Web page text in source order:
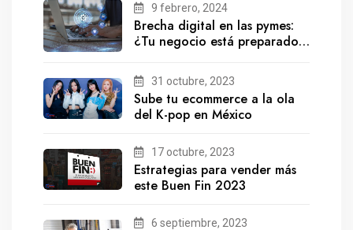
9 febrero, 2024
Brecha digital en las pymes:
¿Tu negocio está preparado
31 octubre, 2023
Sube tu ecommerce a la ola
del K-pop en México
17 octubre, 2023
Estrategias para vender más
este Buen Fin 2023
6 septiembre, 2023